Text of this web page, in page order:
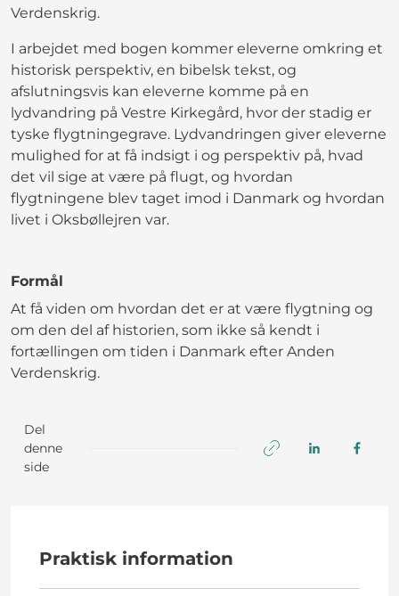
Verdenskrig.
I arbejdet med bogen kommer eleverne omkring et
historisk perspektiv, en bibelsk tekst, og
afslutningsvis kan eleverne komme på en
lydvandring på Vestre Kirkegård, hvor der stadig er
tyske flygtningegrave. Lydvandringen giver eleverne
mulighed for at få indsigt i og perspektiv på, hvad
det vil sige at være på flugt, og hvordan
flygtningene blev taget imod i Danmark og hvordan
livet i Oksbøllejren var.
Formål
At få viden om hvordan det er at være flygtning og
om den del af historien, som ikke så kendt i
fortællingen om tiden i Danmark efter Anden
Verdenskrig.
Del
denne
side
Praktisk information